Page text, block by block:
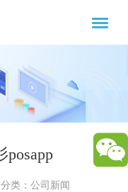
posapp
分类：公司新闻